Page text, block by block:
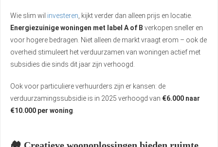
Wie slim wil investeren, kijkt verder dan alleen prijs en locatie.
Energiezuinige woningen met label A of B verkopen sneller en
voor hogere bedragen. Niet alleen de markt vraagt erom – ook de
overheid stimuleert het verduurzamen van woningen actief met
subsidies die sinds dit jaar zijn verhoogd.
Ook voor particuliere verhuurders zijn er kansen: de
verduurzamingssubsidie is in 2025 verhoogd van €6.000 naar
€10.000 per woning.